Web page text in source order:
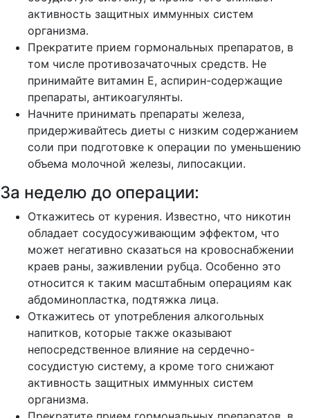
активность защитных иммунных систем
организма.
Прекратите прием гормональных препаратов, в
том числе противозачаточных средств. Не
принимайте витамин Е, аспирин-содержащие
препараты, антикоагулянты.
Начните принимать препараты железа,
придерживайтесь диеты с низким содержанием
соли при подготовке к операции по уменьшению
объема молочной железы, липосакции.
За неделю до операции:
Откажитесь от курения. Известно, что никотин
обладает сосудосуживающим эффектом, что
может негативно сказаться на кровоснабжении
краев раны, заживлении рубца. Особенно это
относится к таким масштабным операциям как
абдоминопластка, подтяжка лица.
Откажитесь от употребления алкогольных
напитков, которые также оказывают
непосредственное влияние на сердечно-
сосудистую систему, а кроме того снижают
активность защитных иммунных систем
организма.